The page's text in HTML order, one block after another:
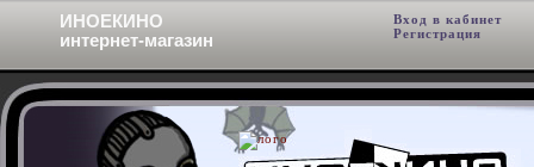
ИНОЕКИНО
интернет-магазин
Вход в кабинет
Регистрация